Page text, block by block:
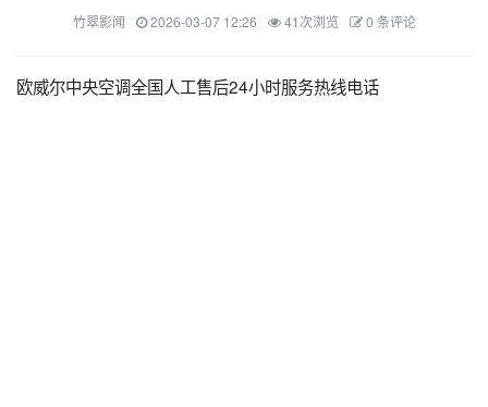
竹翠影闻 2026-03-07 12:26 41次浏览 0 条评论
欧威尔中央空调全国人工售后24小时服务热线电话